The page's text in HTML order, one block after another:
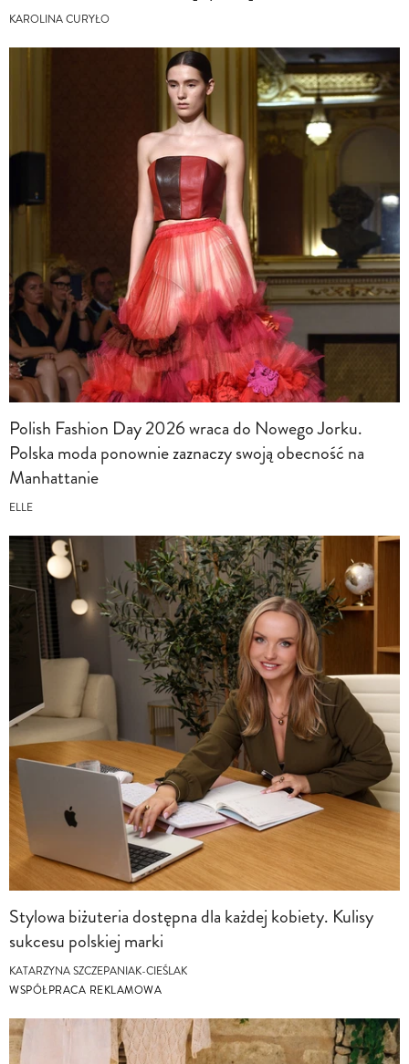
KAROLINA CURYŁO
Polish Fashion Day 2026 wraca do Nowego Jorku.
Polska moda ponownie zaznaczy swoją obecność na
Manhattanie
ELLE
Stylowa biżuteria dostępna dla każdej kobiety. Kulisy
sukcesu polskiej marki
KATARZYNA SZCZEPANIAK-CIEŚLAK
WSPÓŁPRACA REKLAMOWA